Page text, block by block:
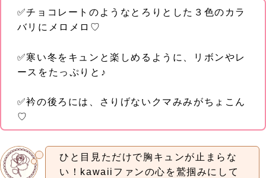
✅チョコレートのようなとろりとした３色のカラ
バリにメロメロ♡
✅寒い冬をキュンと楽しめるように、リボンやレ
ースをたっぷりと♪
✅衿の後ろには、さりげないクマみみがちょこん
♡
ひと目見ただけで胸キュンが止まらな
い！kawaiiファンの心を鷲掴みにして